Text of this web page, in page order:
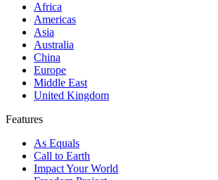
Africa
Americas
Asia
Australia
China
Europe
Middle East
United Kingdom
Features
As Equals
Call to Earth
Impact Your World